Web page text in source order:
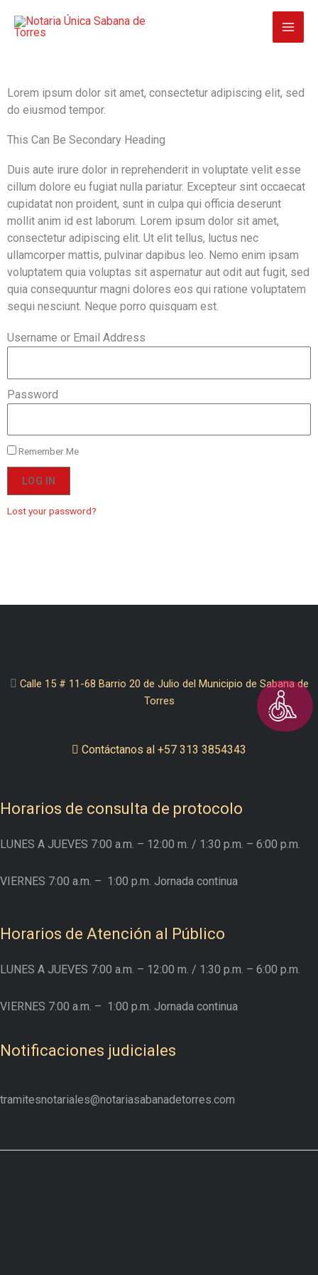
Lorem ipsum dolor sit amet, consectetur adipiscing elit, sed
do eiusmod tempor.
This Can Be Secondary Heading
Duis aute irure dolor in reprehenderit in voluptate velit esse
cillum dolore eu fugiat nulla pariatur. Excepteur sint occaecat
cupidatat non proident, sunt in culpa qui officia deserunt
mollit anim id est laborum. Lorem ipsum dolor sit amet,
consectetur adipiscing elit. Ut elit tellus, luctus nec
ullamcorper mattis, pulvinar dapibus leo. Nemo enim ipsam
voluptatem quia voluptas sit aspernatur aut odit aut fugit, sed
quia consequuntur magni dolores eos qui ratione voluptatem
sequi nesciunt. Neque porro quisquam est.
Username or Email Address
Password
Remember Me
LOG IN
Lost your password?
Calle 15 # 11-68 Barrio 20 de Julio del Municipio de Sabana de
Torres
Contáctanos al +57 313 3854343
Horarios de consulta de protocolo
LUNES A JUEVES 7:00 a.m. – 12:00 m. / 1:30 p.m. – 6:00 p.m.
VIERNES 7:00 a.m. – 1:00 p.m. Jornada continua
Horarios de Atención al Público
LUNES A JUEVES 7:00 a.m. – 12:00 m. / 1:30 p.m. – 6:00 p.m.
VIERNES 7:00 a.m. – 1:00 p.m. Jornada continua
Notificaciones judiciales
tramitesnotariales@notariasabanadetorres.com